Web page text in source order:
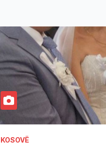
KOSOVË